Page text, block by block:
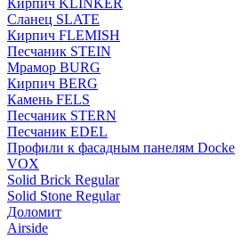
Кирпич KLINKER
Сланец SLATE
Кирпич FLEMISH
Пес­ча­ник STEIN
Мрамор BURG
Кирпич BERG
Камень FELS
Пес­ча­ник STERN
Пес­ча­ник EDEL
Профили к фасадным панелям Docke
VOX
Solid Brick Regular
Solid Stone Regular
Доломит
Airside